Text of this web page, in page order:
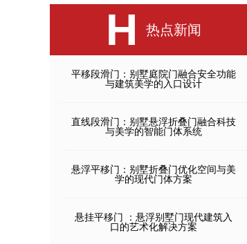
H 热点新闻
平移段滑门：别墅庭院门融合安全功能
与建筑美学的入口设计
直线段滑门：别墅悬浮折叠门融合科技
与美学的智能门体系统
悬浮平移门：别墅折叠门优化空间与美
学的现代门体方案
悬挂平移门 ：悬浮别墅门现代建筑入
口的艺术化解决方案